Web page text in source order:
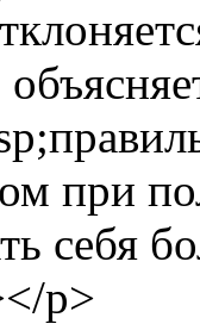
при
себя
p>